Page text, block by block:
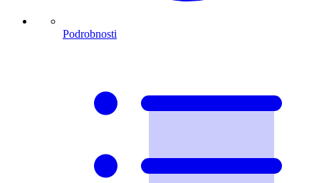
Podrobnosti